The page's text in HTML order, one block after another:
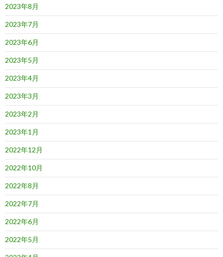
2023年8月
2023年7月
2023年6月
2023年5月
2023年4月
2023年3月
2023年2月
2023年1月
2022年12月
2022年10月
2022年8月
2022年7月
2022年6月
2022年5月